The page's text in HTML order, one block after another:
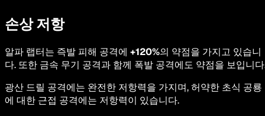
손상 저항
알파 랩터는 즉발 피해 공격에 +120%의 약점을 가지고 있습니
다. 또한 금속 무기 공격과 함께 폭발 공격에도 약점을 보입니
광산 드릴 공격에는 완전한 저항력을 가지며, 허약한 초식 공룡
에 대한 근접 공격에는 저항력이 있습니다.